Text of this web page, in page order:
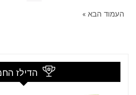
העמוד הבא »
הדילז